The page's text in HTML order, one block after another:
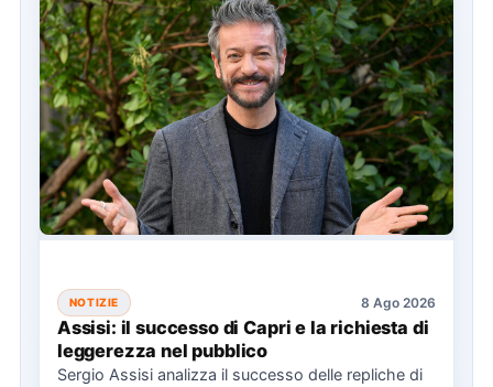
NOTIZIE 8 Ago 2026
Assisi: il successo di Capri e la richiesta di
leggerezza nel pubblico
Sergio Assisi analizza il successo delle repliche di